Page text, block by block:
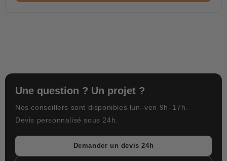
Une question ? Un projet ?
Nos conseillers sont disponibles lun–ven 9h–17h.
Devis personnalisé sous 24h.
Demander un devis 24h